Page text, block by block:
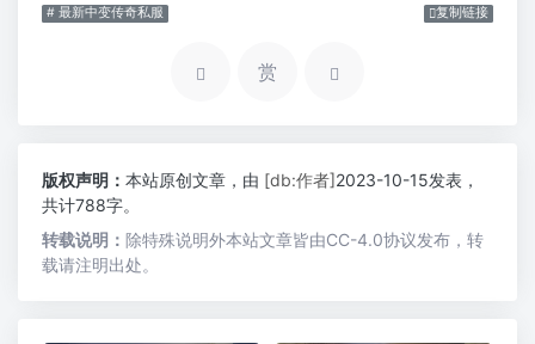
# 最新中变传奇私服 复制链接
赏
版权声明： 本站原创文章，由 [db:作者]2023-10-15发表，
共计788字。
转载说明： 除特殊说明外本站文章皆由CC-4.0协议发布，转
载请注明出处。